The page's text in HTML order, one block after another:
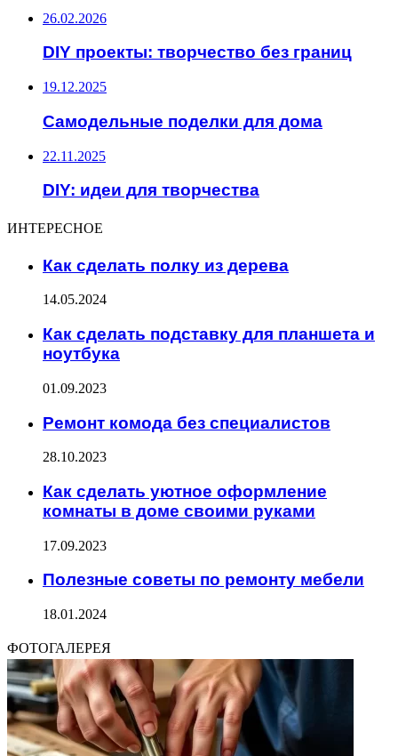
26.02.2026
DIY проекты: творчество без границ
19.12.2025
Самодельные поделки для дома
22.11.2025
DIY: идеи для творчества
ИНТЕРЕСНОЕ
Как сделать полку из дерева
14.05.2024
Как сделать подставку для планшета и
ноутбука
01.09.2023
Ремонт комода без специалистов
28.10.2023
Как сделать уютное оформление
комнаты в доме своими руками
17.09.2023
Полезные советы по ремонту мебели
18.01.2024
ФОТОГАЛЕРЕЯ